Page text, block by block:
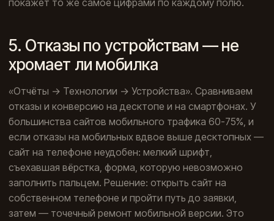
5. Отказы по устройствам — не
хромает ли мобилка
«Отчёты → Технологии → Устройства». Сравниваем
отказы и конверсию на десктопе и на смартфонах. У
большинства сайтов мобильного трафика 60-75%, и
если отказы на мобильных вдвое выше десктопных —
сайт на телефоне неудобен: мелкий шрифт,
съехавшая вёрстка, форма, которую невозможно
заполнить пальцем. Решение: открыть сайт на
собственном телефоне и пройти путь до заявки,
затем — точечный ремонт мобильной версии. Это